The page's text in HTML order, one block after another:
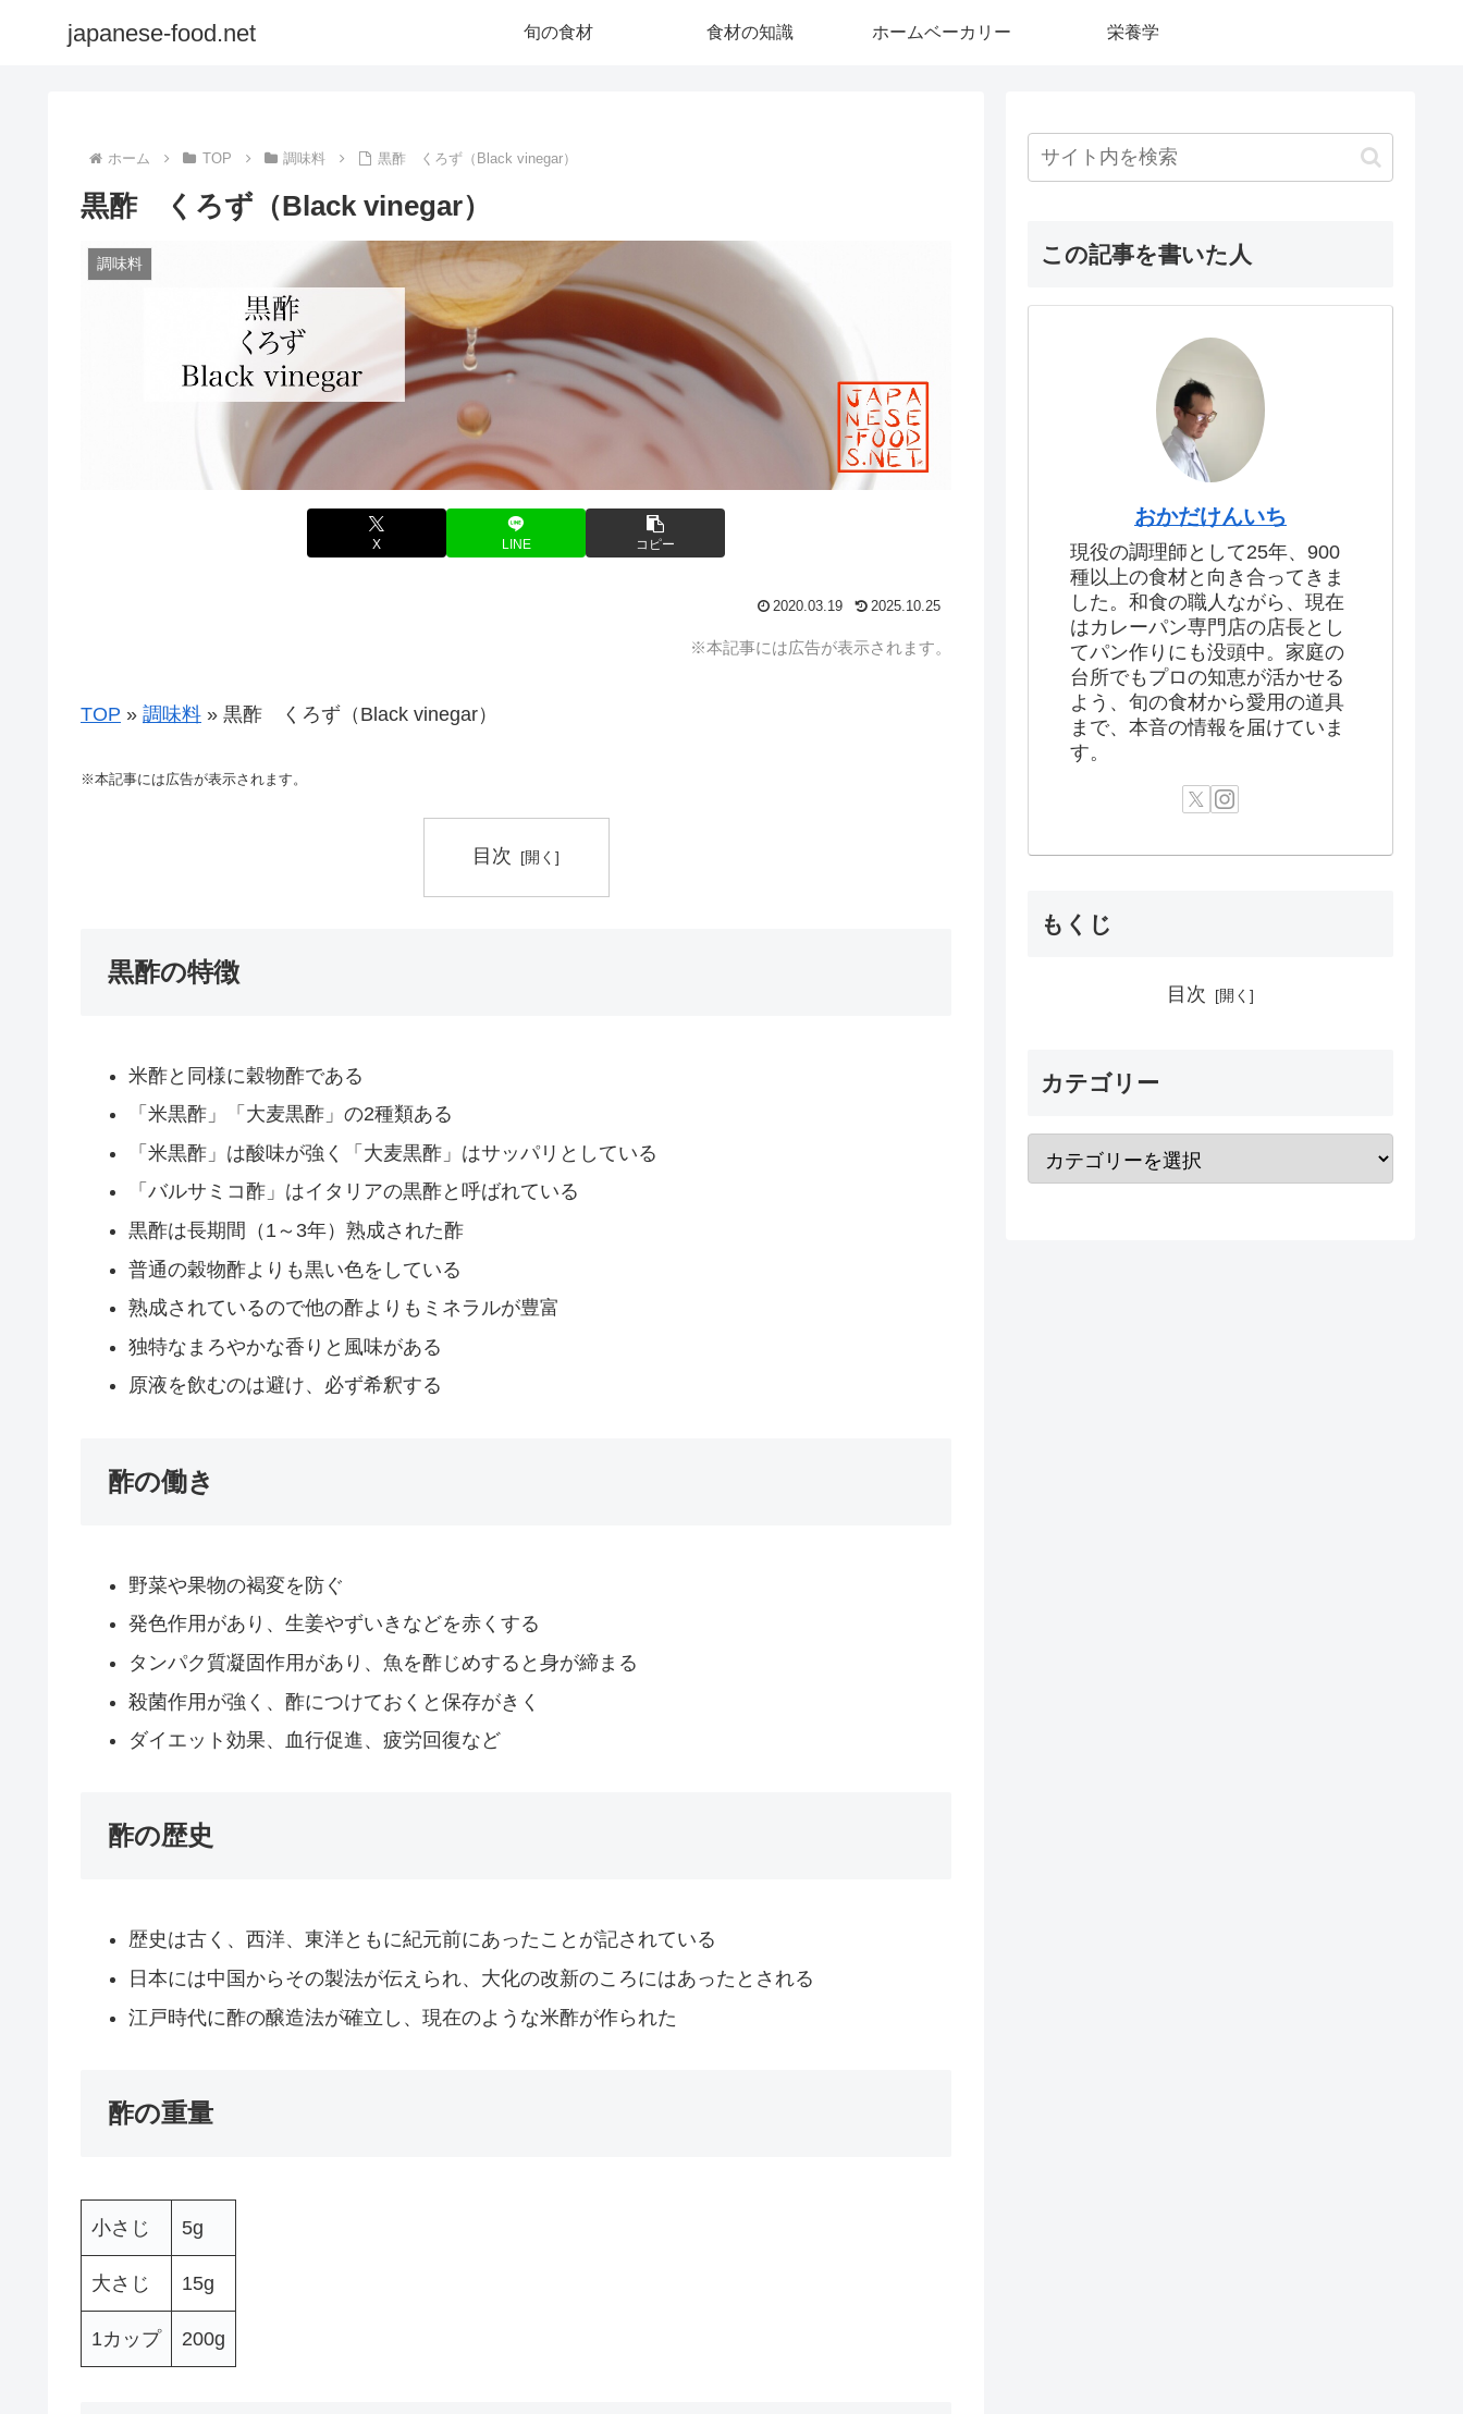
japanese-food.net 旬の食材 食材の知識 ホームベーカリー 栄養学
ホーム TOP 調味料 黒酢 くろず（Black vinegar）
黒酢 くろず（Black vinegar）
調味料
X LINE コピー
2020.03.19 2025.10.25
※本記事には広告が表示されます。
TOP » 調味料 » 黒酢 くろず（Black vinegar）
※本記事には広告が表示されます。
目次
黒酢の特徴
米酢と同様に穀物酢である
「米黒酢」「大麦黒酢」の2種類ある
「米黒酢」は酸味が強く「大麦黒酢」はサッパリとしている
「バルサミコ酢」はイタリアの黒酢と呼ばれている
黒酢は長期間（1～3年）熟成された酢
普通の穀物酢よりも黒い色をしている
熟成されているので他の酢よりもミネラルが豊富
独特なまろやかな香りと風味がある
原液を飲むのは避け、必ず希釈する
酢の働き
野菜や果物の褐変を防ぐ
発色作用があり、生姜やずいきなどを赤くする
タンパク質凝固作用があり、魚を酢じめすると身が締まる
殺菌作用が強く、酢につけておくと保存がきく
ダイエット効果、血行促進、疲労回復など
酢の歴史
歴史は古く、西洋、東洋ともに紀元前にあったことが記されている
日本には中国からその製法が伝えられ、大化の改新のころにはあったとされる
江戸時代に酢の醸造法が確立し、現在のような米酢が作られた
酢の重量
小さじ 5g
大さじ 15g
1カップ 200g
この記事を書いた人
おかだけんいち
現役の調理師として25年、900
種以上の食材と向き合ってきま
した。和食の職人ながら、現在
はカレーパン専門店の店長とし
てパン作りにも没頭中。家庭の
台所でもプロの知恵が活かせる
よう、旬の食材から愛用の道具
まで、本音の情報を届けていま
す。
もくじ
目次
カテゴリー